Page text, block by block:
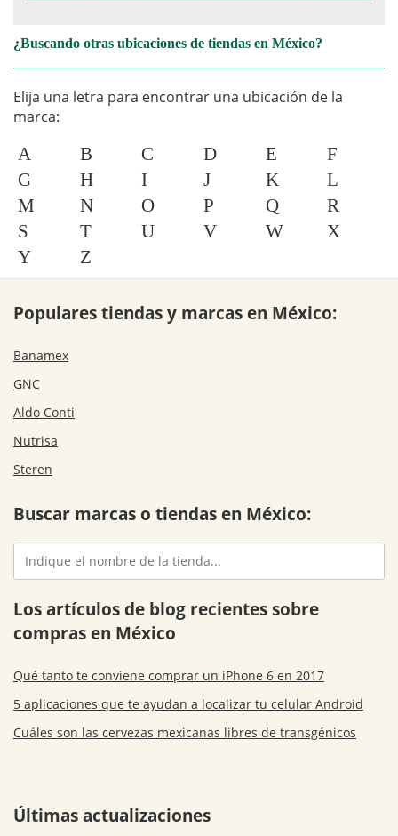
¿Buscando otras ubicaciones de tiendas en México?
Elija una letra para encontrar una ubicación de la
marca:
A B C D E
F
G
H I J K
L
M
N O P Q
R
S
T U V W
X
Y
Z
Populares tiendas y marcas en México:
Banamex
GNC
Aldo Conti
Nutrisa
Steren
Buscar marcas o tiendas en México:
Los artículos de blog recientes sobre
compras en México
Qué tanto te conviene comprar un iPhone 6 en 2017
5 aplicaciones que te ayudan a localizar tu celular Android
Cuáles son las cervezas mexicanas libres de transgénicos
Últimas actualizaciones